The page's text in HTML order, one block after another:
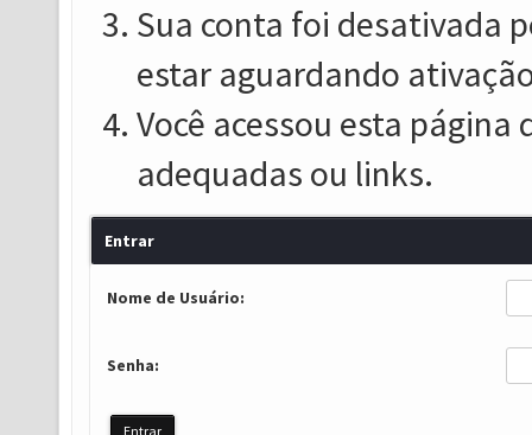
Sua conta foi desativada
estar aguardando
Você acessou esta
adequadas ou links.
Entrar
Nome de Usuário:
Senha: